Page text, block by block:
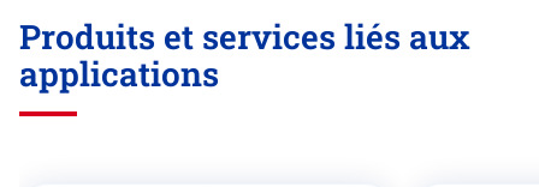
Produits et services liés aux
applications